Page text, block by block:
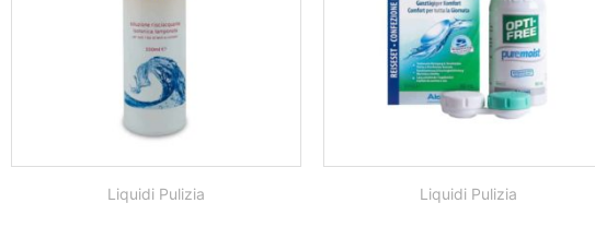
Liquidi Pulizia Liquidi Pulizia